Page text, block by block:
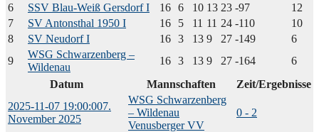
6
SSV Blau-Weiß Gersdorf I 16 6 10 13 23 -97
12
7
SV Antonsthal 1950 I 16 5 11 11 24 -110
10
8
SV Neudorf I 16 3 13 9 27 -149
6
9
WSG Schwarzenberg –
Wildenau
16 3 13 9 27 -164
6
Datum
Mannschaften
Zeit/Ergebnisse
2025-11-07 19:00:007.
November 2025
WSG Schwarzenberg
– Wildenau
Venusberger VV
0 - 2